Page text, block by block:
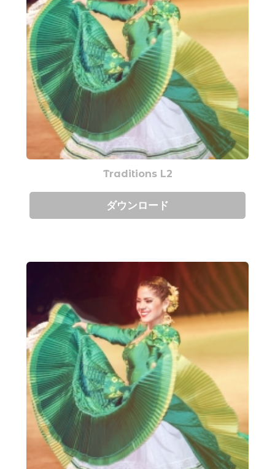
Traditions L2
ダウンロード